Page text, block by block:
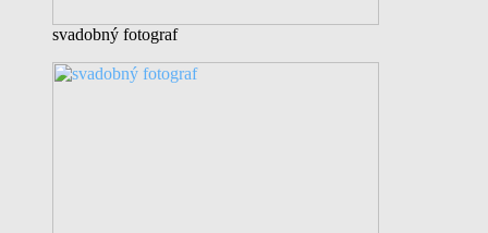
svadobný fotograf